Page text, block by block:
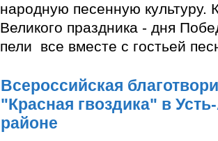
народную песенную культуру.
Великого праздника - дня
пели все вместе с гостьей
Всероссийская
"Красная гвоздика" в
районе